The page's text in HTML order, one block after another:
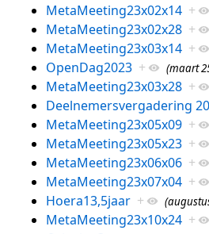
MetaMeeting23x02x14 +
MetaMeeting23x02x28 +
MetaMeeting23x03x14 +
OpenDag2023 + (maart
MetaMeeting23x03x28 +
Deelnemersvergadering
MetaMeeting23x05x09 +
MetaMeeting23x05x23 +
MetaMeeting23x06x06 +
MetaMeeting23x07x04 +
Hoera13,5jaar +
MetaMeeting23x10x24 +